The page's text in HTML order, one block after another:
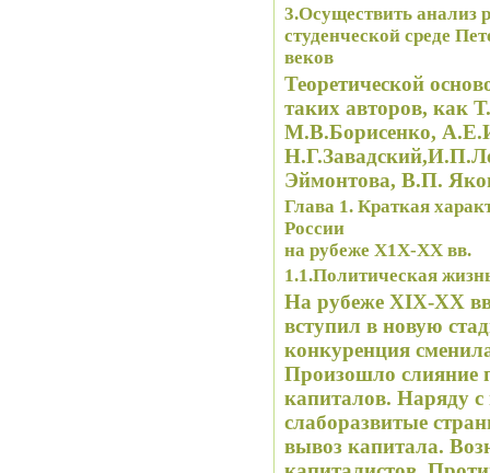
3.Осуществить анализ
студенческой среде
веков
Теоретической
таких авторов, как
М.В.Борисенко,
Эймонтова, В.П.
Глава 1. Краткая характеристика политической жизни в
России
на рубеже Х1Х-ХХ вв.
1.1.Политическая
На рубеже ХIХ-ХХ
вступил в новую
конкуренция
Произошло слияние
капиталов. Наряду
слаборазвитые
вывоз капитала.